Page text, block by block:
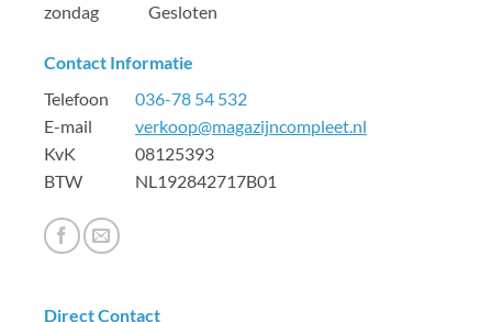
zondag Gesloten
Contact Informatie
Telefoon 036-78 54 532
E-mail verkoop@magazijncompleet.nl
KvK 08125393
BTW NL192842717B01
Direct Contact